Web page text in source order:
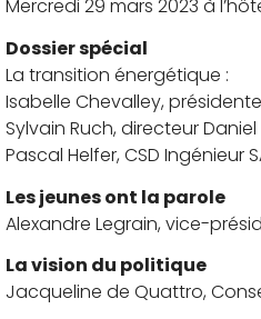
Mercredi 29 mars 2023 à
Dossier spécial
La transition énergétique :
Isabelle Chevalley,
Sylvain Ruch, directeur Daniel
Pascal Helfer, CSD Ingénieur
Les jeunes ont la parole
Alexandre Legrain, vice-
La vision du politique
Jacqueline de Quattro,